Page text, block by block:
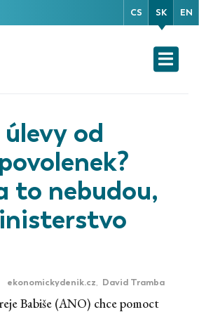
CS SK EN
od
to nebudou,
ekonomickydenik.cz David Tramba
Babiše (ANO) chce pomoct